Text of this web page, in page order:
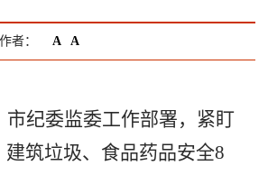
作者： A A
纪委监委工作部署，紧盯
筑垃圾、食品药品安全8